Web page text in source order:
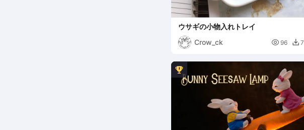
ウサギの小物入れトレイ
Crow_ck
 96  7
